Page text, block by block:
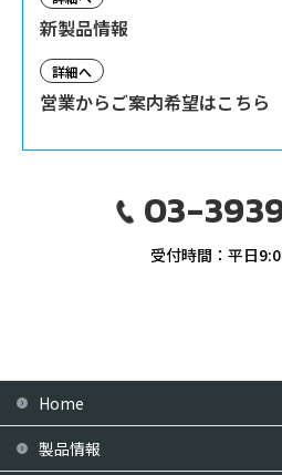
新製品情報
詳細へ
営業からご案内希望はこちら
03-
受付時間：平日
Home
製品情報